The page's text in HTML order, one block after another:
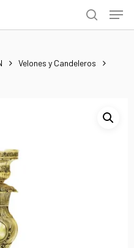
search
Menu
Velones y Candeleros